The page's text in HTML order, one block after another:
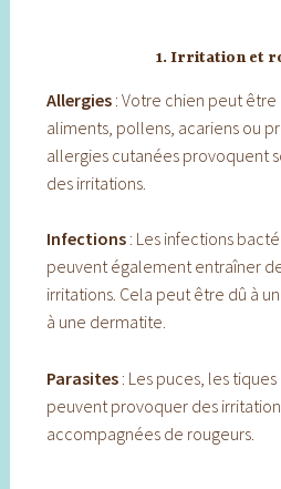
1. Irritation et
Allergies: Votre chien peut
aliments, pollens, acariens ou
allergies cutanées provoquent
des irritations.
Infections: Les infections
peuvent également entraîner
irritations. Cela peut être dû à
à une dermatite.
Parasites: Les puces, les
peuvent provoquer des
accompagnées de rougeurs.